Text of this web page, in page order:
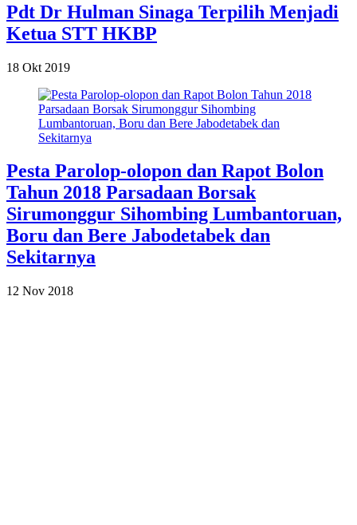
Pdt Dr Hulman Sinaga Terpilih Menjadi
Ketua STT HKBP
18 Okt 2019
Pesta Parolop-olopon dan Rapot Bolon
Tahun 2018 Parsadaan Borsak
Sirumonggur Sihombing Lumbantoruan,
Boru dan Bere Jabodetabek dan
Sekitarnya
12 Nov 2018